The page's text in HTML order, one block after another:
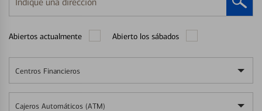
Indique
una
Abiertos actualmente Abierto los sábados
Centros Financieros
Cajeros Automáticos (ATM)